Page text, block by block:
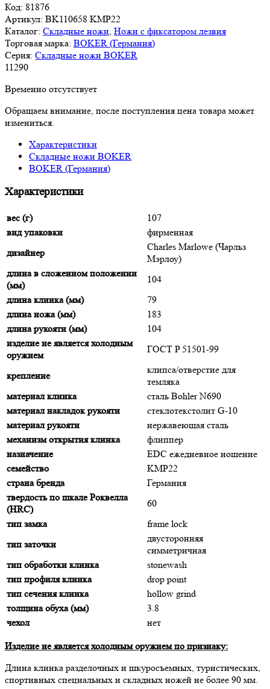
Код: 81876
Артикул: BK110658 KMP22
Каталог: Складные ножи Ножи с фиксатором лезвия
Торговая марка: BOKER (Германия)
Серия: Складные ножи BOKER
11290
Временно отсутствует
Обращаем внимание, после поступления цена товара может
измениться.
Характеристики
Складные ножи BOKER
BOKER (Германия)
Характеристики
вес (г)
107
вид упаковки
фирменная
дизайнер
Charles Marlowe (Чарльз
Мэрлоу)
длина в сложенном положении
(мм)
104
длина клинка (мм)
79
длина ножа (мм)
183
длина рукояти (мм)
104
изделие не является холодным
оружием
ГОСТ P 51501-99
крепление
клипса/отверстие для
темляка
материал клинка
сталь Bohler N690
материал накладок рукояти
стеклотекстолит G-10
материал рукояти
нержавеющая сталь
механизм открытия клинка
флиппер
назначение
EDC ежедневное ношение
семейство
KMP22
страна бренда
Германия
твердость по шкале Роквелла
(HRC)
60
тип замка
frame lock
тип заточки
двусторонняя
симметричная
тип обработки клинка
stonewash
тип профиля клинка
drop point
тип сечения клинка
hollow grind
толщина обуха (мм)
3.8
чехол
нет
Изделие не является холодным оружием по признаку:
Длина клинка разделочных и шкуросъемных, туристических,
спортивных специальных и складных ножей не более 90 мм.